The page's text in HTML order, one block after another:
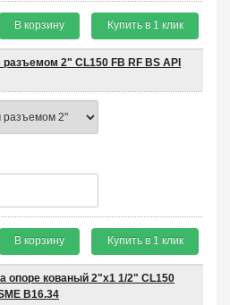
В корзину Купить в 1 клик
2" CL150 FB RF BS API
В корзину Купить в 1 клик
опоре кованый 2"x1 1/2" CL150
B16.34